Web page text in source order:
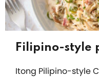
Filipino-style
Itong Pilipino-style